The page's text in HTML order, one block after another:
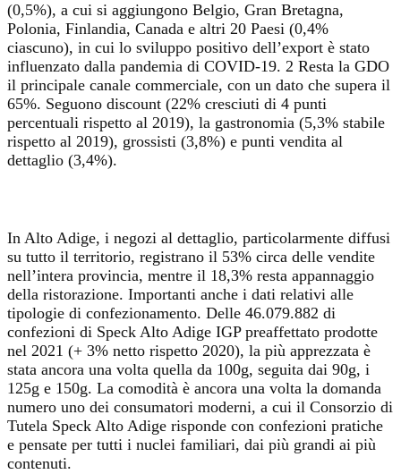
(0,5%), a cui si aggiungono Belgio, Gran Bretagna,
Polonia, Finlandia, Canada e altri 20 Paesi (0,4%
ciascuno), in cui lo sviluppo positivo dell’export è stato
influenzato dalla pandemia di COVID-19. 2 Resta la GDO
il principale canale commerciale, con un dato che supera il
65%. Seguono discount (22% cresciuti di 4 punti
percentuali rispetto al 2019), la gastronomia (5,3% stabile
rispetto al 2019), grossisti (3,8%) e punti vendita al
dettaglio (3,4%).
In Alto Adige, i negozi al dettaglio, particolarmente diffusi
su tutto il territorio, registrano il 53% circa delle vendite
nell’intera provincia, mentre il 18,3% resta appannaggio
della ristorazione. Importanti anche i dati relativi alle
tipologie di confezionamento. Delle 46.079.882 di
confezioni di Speck Alto Adige IGP preaffettato prodotte
nel 2021 (+ 3% netto rispetto 2020), la più apprezzata è
stata ancora una volta quella da 100g, seguita dai 90g, i
125g e 150g. La comodità è ancora una volta la domanda
numero uno dei consumatori moderni, a cui il Consorzio di
Tutela Speck Alto Adige risponde con confezioni pratiche
e pensate per tutti i nuclei familiari, dai più grandi ai più
contenuti.